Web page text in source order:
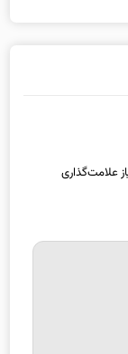
علامت‌گذاری